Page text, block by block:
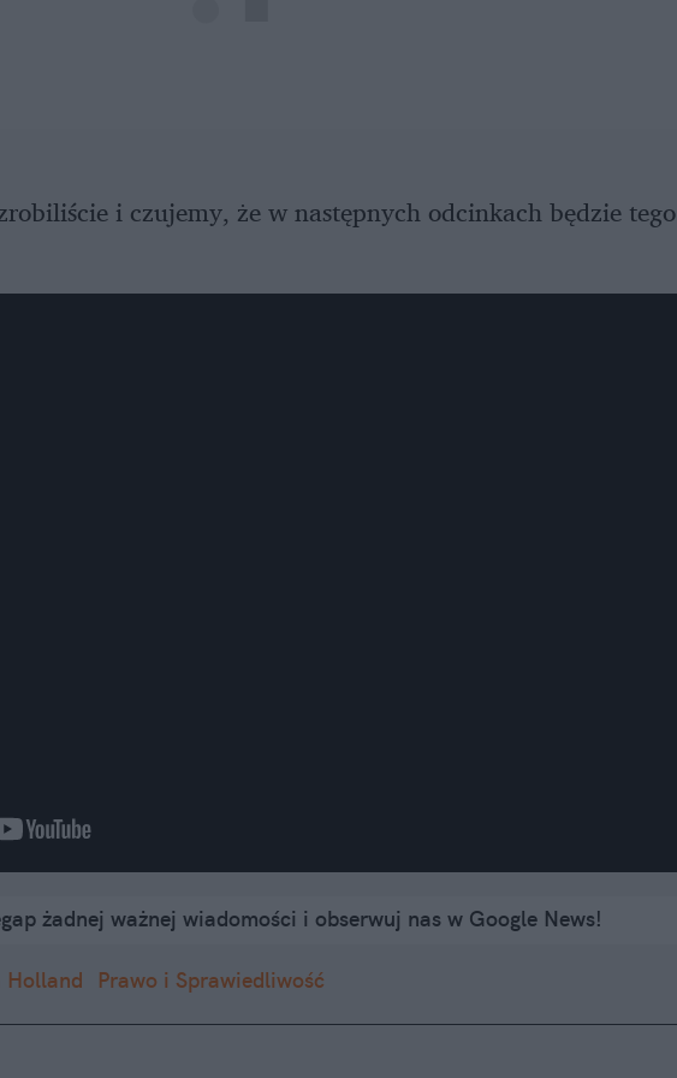
i czujemy, że w następnych odcinkach będzie tego
żadnej ważnej wiadomości i obserwuj nas w Google News!
Holland Prawo i Sprawiedliwość